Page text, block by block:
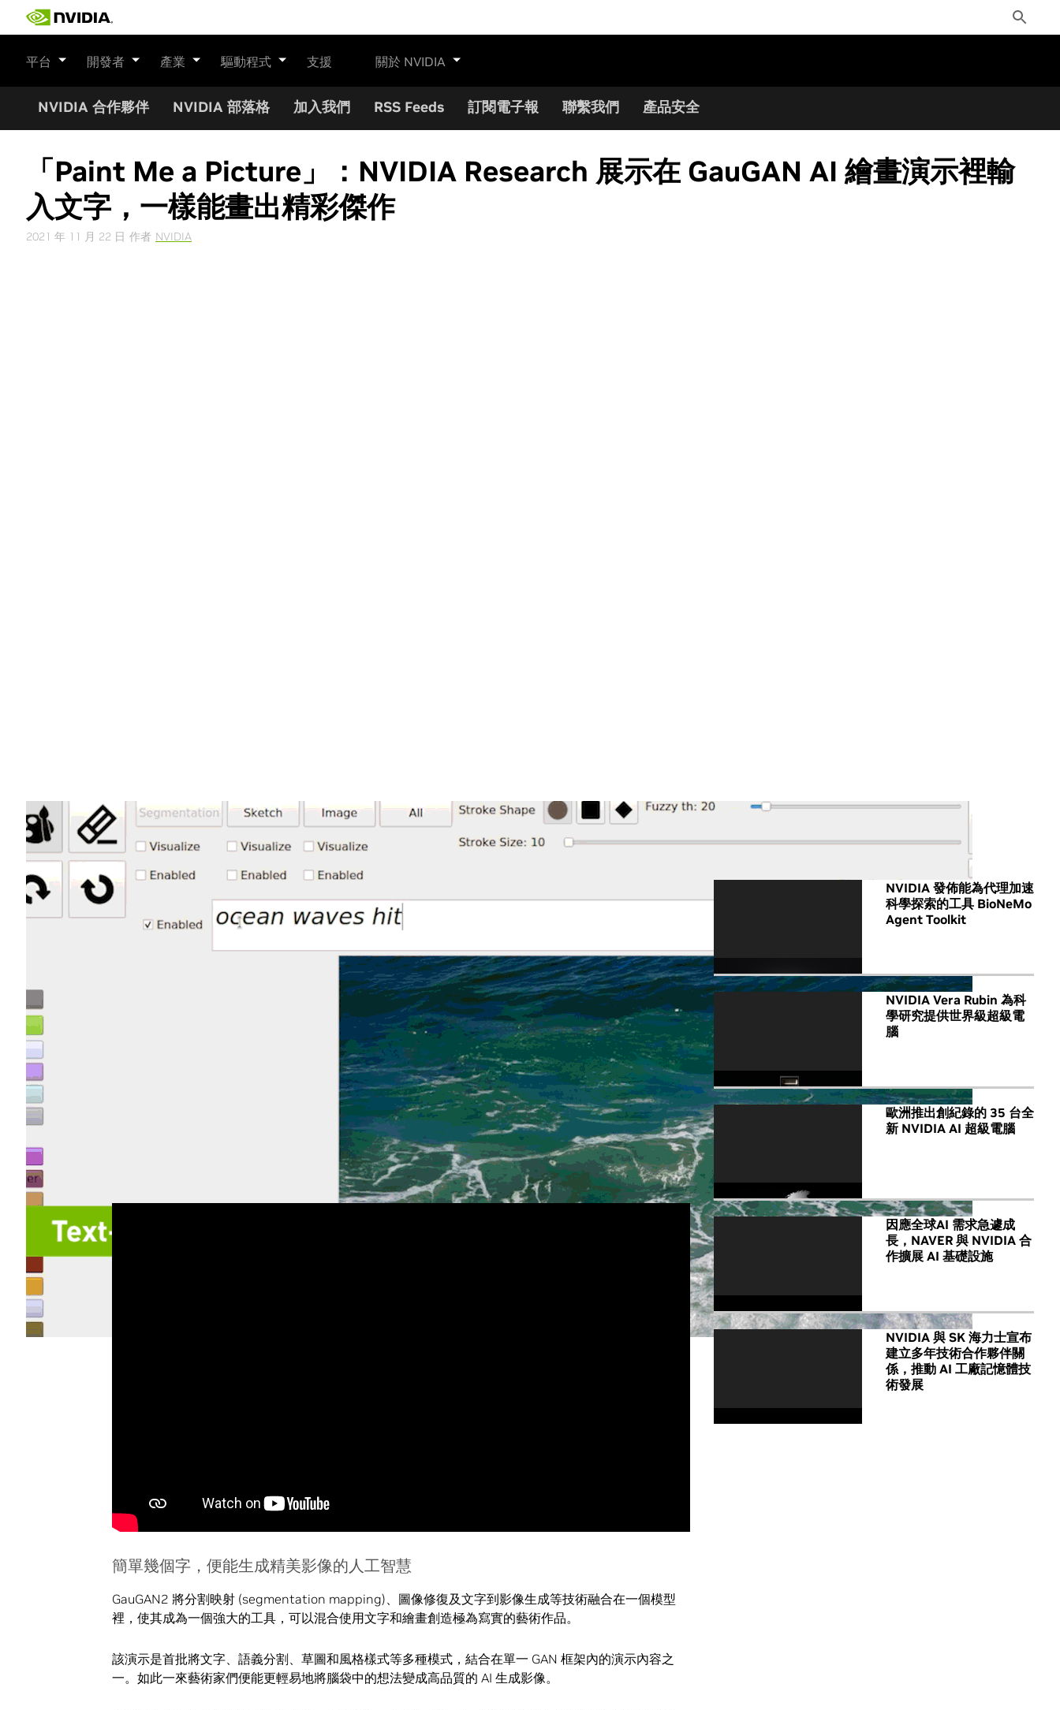
Toggle
Search
平台 開發者 產業 驅動程式 支援 關於 NVIDIA
NVIDIA 合作夥伴 NVIDIA 部落格 加入我們 RSS Feeds 訂閱電子報 聯繫我們 產品安全
「Paint Me a Picture」：NVIDIA Research 展示在 GauGAN AI 繪畫演示裡輸
入文字，一樣能畫出精彩傑作
2021 年 11 月 22 日 作者 NVIDIA
Share
有道是一圖勝千言，不過現在只需輸入三到四個字，一樣能畫出逼真的畫面。這都要拜 NVIDIA
Research 廣受歡迎的人工智慧 (AI) 繪畫演示的最新版本 GauGAN2 之賜。
GauGAN背後的深度學習模型讓大家將腦中的想像力，轉化成畫面逼真的作品，且還比過去更容易。只
需輸入像是「sunset at a beach」一個簡短的句子，AI 便會即時生成這個場景。再加入一個形容詞如
beach」，或將「sunset」換成「afternoon」或「rainy day」，這個以生成對抗
使用者只需按下一個按鈕，便能產生出一個分割圖，在這個高層次輪廓圖內顯示了場景中的物體位置。
接著使用者可以切換到繪圖的畫面，用天空、樹木、岩石和河流等標籤，透過粗略的草圖來調整場景，
讓智慧筆刷將這些塗鴉融入絕美的影像中。
網站體驗全新的 GauGAN2 文字轉影像功能，使用者可以透過 NVIDIA
Research 提供的最新演示內容，體驗 AI 的強大威力。
GauGAN2 提供多種文字提示及草圖功能，使用者能夠更快速地建立及自訂場景，並控制細微之處。
簡單幾個字，便能生成精美影像的人工智慧
GauGAN2 將分割映射 (segmentation mapping)、圖像修復及文字到影像生成等技術融合在一個模型
裡，使其成為一個強大的工具，可以混合使用文字和繪畫創造極為寫實的藝術作品。
該演示是首批將文字、語義分割、草圖和風格樣式等多種模式，結合在單一 GAN 框架內的演示內容之
一。如此一來藝術家們便能更輕易地將腦袋中的想法變成高品質的 AI 生成影像。
All NVIDIA News
NVIDIA 發佈能為代理加速
科學探索的工具 BioNeMo
Agent Toolkit
NVIDIA Vera Rubin 為科
學研究提供世界級超級電
腦
歐洲推出創紀錄的 35 台全
新 NVIDIA AI 超級電腦
因應全球AI 需求急遽成
長，NAVER 與 NVIDIA 合
作擴展 AI 基礎設施
NVIDIA 與 SK 海力士宣布
建立多年技術合作夥伴關
係，推動 AI 工廠記憶體技
術發展